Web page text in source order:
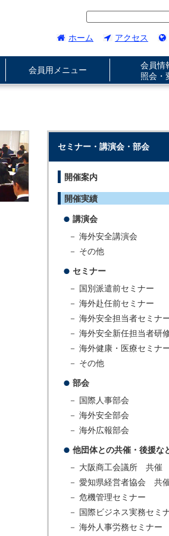
ホーム アクセス
会員用メニュー
会員情
照会・
セミナー・講演会・部会
開催案内
開催実績
講演会
－ 海外安全講演会
－ その他
セミナー
－ 国別派遣前セミナー
－ 海外赴任前セミナー
－ 海外安全担当者セミナ
－ 海外安全新任担当者研
－ 海外健康・医療セミナ
－ その他
部会
－ 国際人事部会
－ 海外安全部会
－ 海外広報部会
他団体との共催・後援な
－ 大阪商工会議所 共催
－ 愛知県経営者協会 共
－ 危機管理セミナー
－ 国際ビジネス実務セミ
－ 海外人事労務セミナー